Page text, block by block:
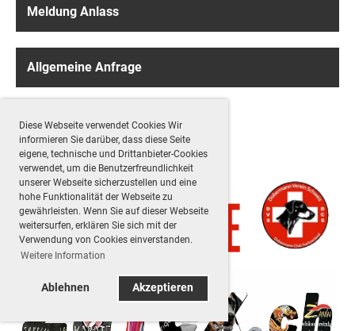
Diese Webseite verwendet Cookies Wir
informieren Sie darüber, dass diese Seite
eigene, technische und Drittanbieter-Cookies
verwendet, um die Benutzerfreundlichkeit
unserer Webseite sicherzustellen und eine
hohe Funktionalität der Webseite zu
gewährleisten. Wenn Sie auf dieser Webseite
weitersurfen, erklären Sie sich mit der
Verwendung von Cookies einverstanden.
Weitere Information
Ablehnen Akzeptieren
Meldung Anlass
Allgemeine Anfrage
Empfehlungen